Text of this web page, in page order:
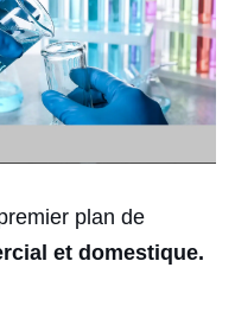
plan de
et domestique.